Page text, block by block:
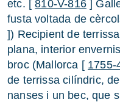
etc. [810-V-816]
fusta voltada de
]) Recipient de
plana, interior
broc (Mallorca [ 1755-
de terrissa cilíndric,
nanses i un bec, que